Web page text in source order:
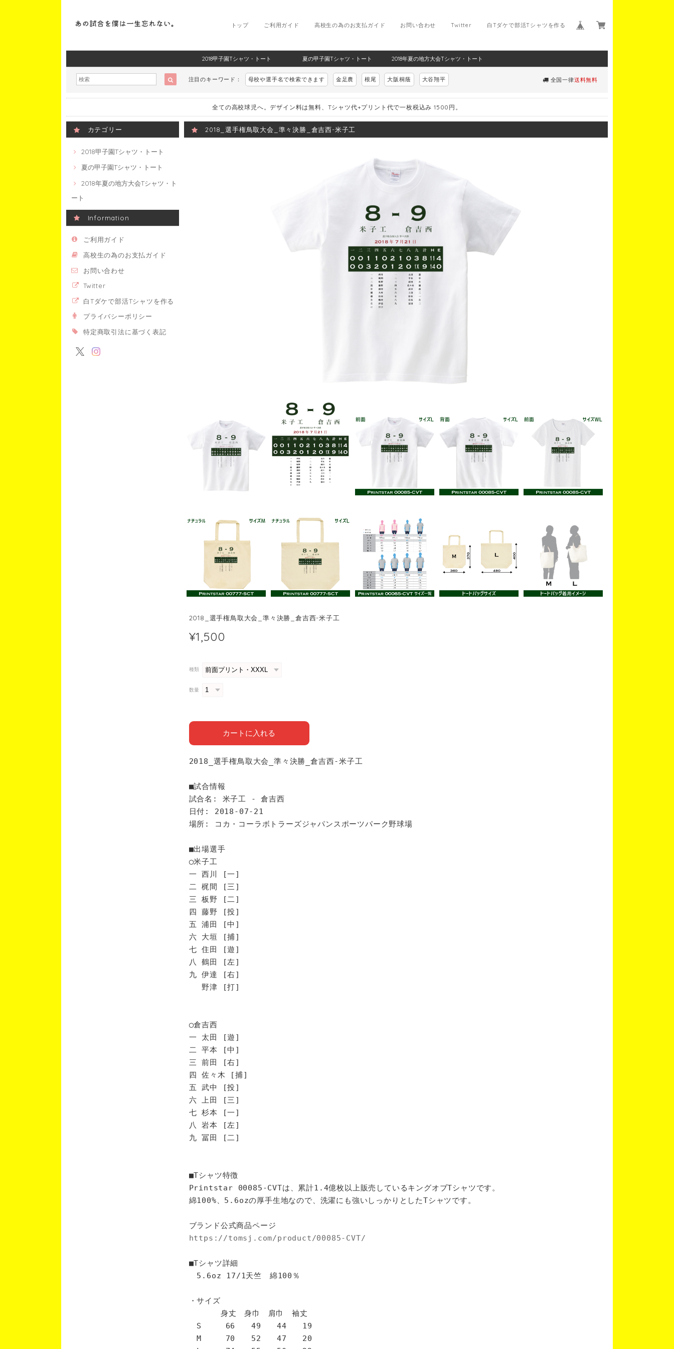
白Tダケで部活Tシャツを作る
Twitter
お問い合わせ
高校生の為のお支払ガイド
ご利用ガイド
トップ
2018甲子園Tシャツ・トート 夏の甲子園Tシャツ・トート 2018年夏の地方大会Tシャツ・トート
注目のキーワード： 母校や選手名で検索できます 金足農 根尾 大阪桐蔭 大谷翔平 全国一律送料無料
全ての高校球児へ。デザイン料は無料、Tシャツ代+プリント代で一枚税込み 1500円。
カテゴリー
2018甲子園Tシャツ・トート
夏の甲子園Tシャツ・トート
2018年夏の地方大会Tシャツ・ト
ート
Information
ご利用ガイド
高校生の為のお支払ガイド
お問い合わせ
Twitter
白Tダケで部活Tシャツを作る
プライバシーポリシー
特定商取引法に基づく表記
2018_選手権鳥取大会_準々決勝_倉吉西-米子工
2018_選手権鳥取大会_準々決勝_倉吉西-米子工
¥1,500
種類
数量
カートに入れる
2018_選手権鳥取大会_準々決勝_倉吉西-米子工
■試合情報
試合名: 米子工 - 倉吉西
日付: 2018-07-21
場所: コカ・コーラボトラーズジャパンスポーツパーク野球場
■出場選手
◯米子工
一 西川 [一]
二 梶間 [三]
三 板野 [二]
四 藤野 [投]
五 浦田 [中]
六 大垣 [捕]
七 住田 [遊]
八 鶴田 [左]
九 伊達 [右]
野津 [打]
◯倉吉西
一 太田 [遊]
二 平本 [中]
三 前田 [右]
四 佐々木 [捕]
五 武中 [投]
六 上田 [三]
七 杉本 [一]
八 岩本 [左]
九 冨田 [二]
■Tシャツ特徴
Printstar 00085-CVTは、累計1.4億枚以上販売しているキングオブTシャツです。
綿100%、5.6ozの厚手生地なので、洗濯にも強いしっかりとしたTシャツです。
ブランド公式商品ページ
https://tomsj.com/product/00085-CVT/
■Tシャツ詳細
5.6oz 17/1天竺 綿100％
・サイズ
身丈 身巾 肩巾 袖丈
S 66 49 44 19
M 70 52 47 20